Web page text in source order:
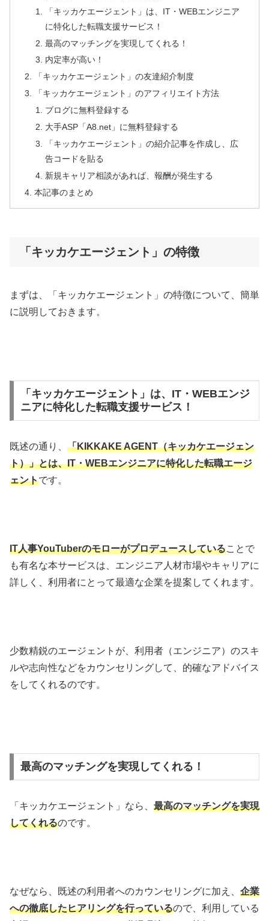
「キッカケエージェント」は、IT・WEBエンジニア
に特化した転職支援サービス！
最高のマッチングを実現してくれる！
内定率が高い！
「キッカケエージェント」の友達紹介制度
「キッカケエージェント」のアフィリエイト方法
ブログに無料登録する
大手ASP「A8.net」に無料登録する
「キッカケエージェント」の紹介記事を作成し、広
告コードを貼る
新規キャリア相談があれば、報酬が発生する
本記事のまとめ
「キッカケエージェント」の特徴
まずは、「キッカケエージェント」の特徴について、簡単
に説明しておきます。
「キッカケエージェント」は、IT・WEBエンジ
ニアに特化した転職支援サービス！
既述の通り、 「KIKKAKE AGENT（キッカケエージェン
ト）」とは、IT・WEBエンジニアに特化した転職エージ
ェントです。
IT人事YouTuberのモローがプロデュースしていることで
も有名な本サービスは、エンジニア人材市場やキャリアに
詳しく、利用者にとって最適な企業を提案してくれます。
少数精鋭のエージェントが、利用者（エンジニア）のスキ
ルや志向性などをカウンセリングして、的確なアドバイス
をしてくれるのです。
最高のマッチングを実現してくれる！
「キッカケエージェント」なら、 最高のマッチングを実現
してくれるのです。
なぜなら、既述の利用者へのカウンセリングに加え、 企業
への徹底したヒアリングを行っているので、利用している